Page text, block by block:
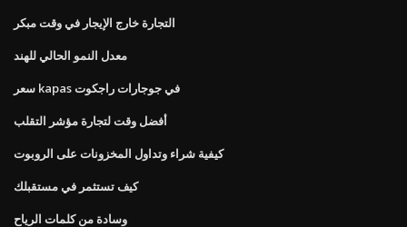
التجارة خارج الإيجار في وقت مبكر
معدل النمو الحالي للهند
سعر kapas في جوجارات راجكوت
أفضل وقت لتجارة مؤشر التقلب
كيفية شراء وتداول المخزونات على الروبوت
كيف تستثمر في مستقبلك
وسادة من كلمات الرياح